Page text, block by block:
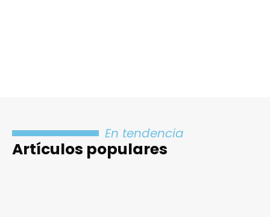
En tendencia
Artículos populares